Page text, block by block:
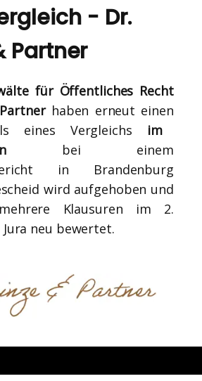
- Dr.
Partner
für Öffentliches Recht
haben erneut einen
eines Vergleichs im
bei einem
in Brandenburg
wird aufgehoben und
Klausuren im 2.
neu bewertet.